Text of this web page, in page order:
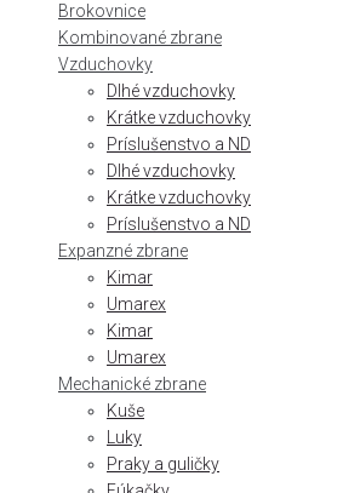
Brokovnice
Kombinované zbrane
Vzduchovky
Dlhé vzduchovky
Krátke vzduchovky
Príslušenstvo a ND
Dlhé vzduchovky
Krátke vzduchovky
Príslušenstvo a ND
Expanzné zbrane
Kimar
Umarex
Kimar
Umarex
Mechanické zbrane
Kuše
Luky
Praky a guličky